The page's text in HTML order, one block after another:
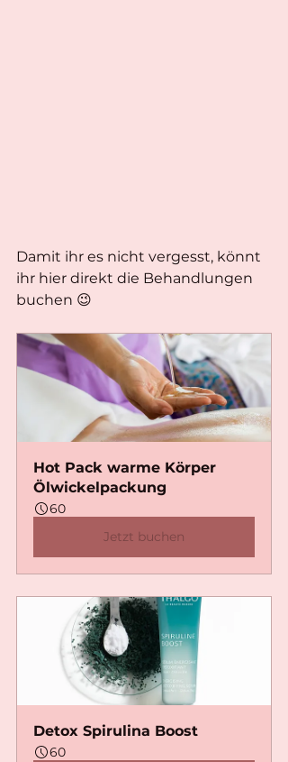
Damit ihr es nicht vergesst, könnt
ihr hier direkt die Behandlungen
buchen 😉
Hot Pack warme Körper
Ölwickelpackung
60
Jetzt buchen
Detox Spirulina Boost
60